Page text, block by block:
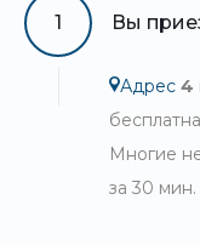
1 Вы
Адрес 4
Многие
за 30 мин.